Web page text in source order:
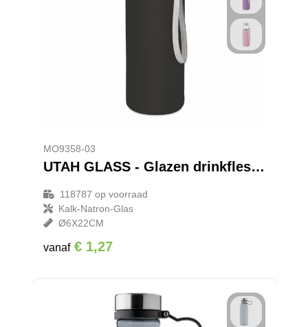
MO9358-03
UTAH GLASS - Glazen drinkfles 500ml
118787 op voorraad
Kalk-Natron-Glas
Ø6X22CM
vanaf € 1,27